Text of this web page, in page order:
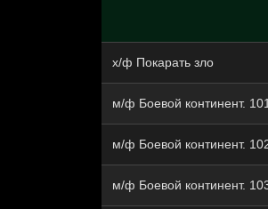
х/ф Покарать зло
м/ф Боевой континент.
м/ф Боевой континент.
м/ф Боевой континент.